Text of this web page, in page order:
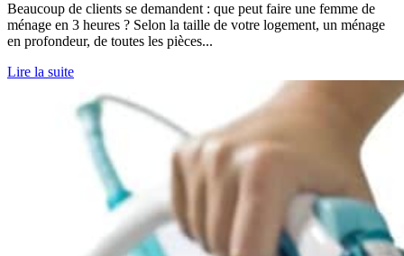
Beaucoup de clients se demandent : que peut faire une femme de
ménage en 3 heures ? Selon la taille de votre logement, un ménage
en profondeur, de toutes les pièces...
Lire la suite